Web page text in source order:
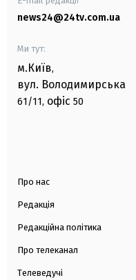
news24@24tv.com.ua
Ми тут:
м.Київ,
вул. Володимирська
61/11, офіс 50
Про нас
Редакція
Редакційна політика
Про телеканал
Телеведучі